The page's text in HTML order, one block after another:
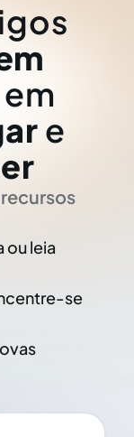
em
e
ou leia
se